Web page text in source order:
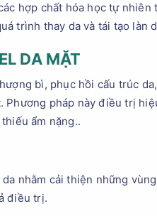
hợp chất hóa học tự nhiên
trình thay da và tái tạo làn
DA MẶT
bì, phục hồi cấu trúc
pháp này điều trị
ẩm nặng..
nhằm cải thiện những
điều trị.